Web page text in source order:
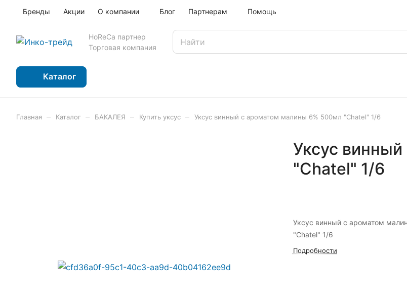
Бренды Акции О компании Блог Партнерам Помощь
HoReCa партнер
Торговая компания
Каталог
Главная Каталог БАКАЛЕЯ Купить уксус Уксус винный с ароматом малины 6% 500мл "Chatel" 1/6
Уксус
"Chatel" 1/6
Уксус винный с ароматом
"Chatel" 1/6
Подробности